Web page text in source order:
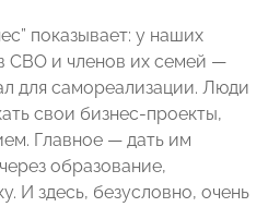
показывает: у наших
СВО и членов их семей —
для самореализации. Люди
свои бизнес-проекты,
Главное — дать им
образование,
И здесь, безусловно, очень